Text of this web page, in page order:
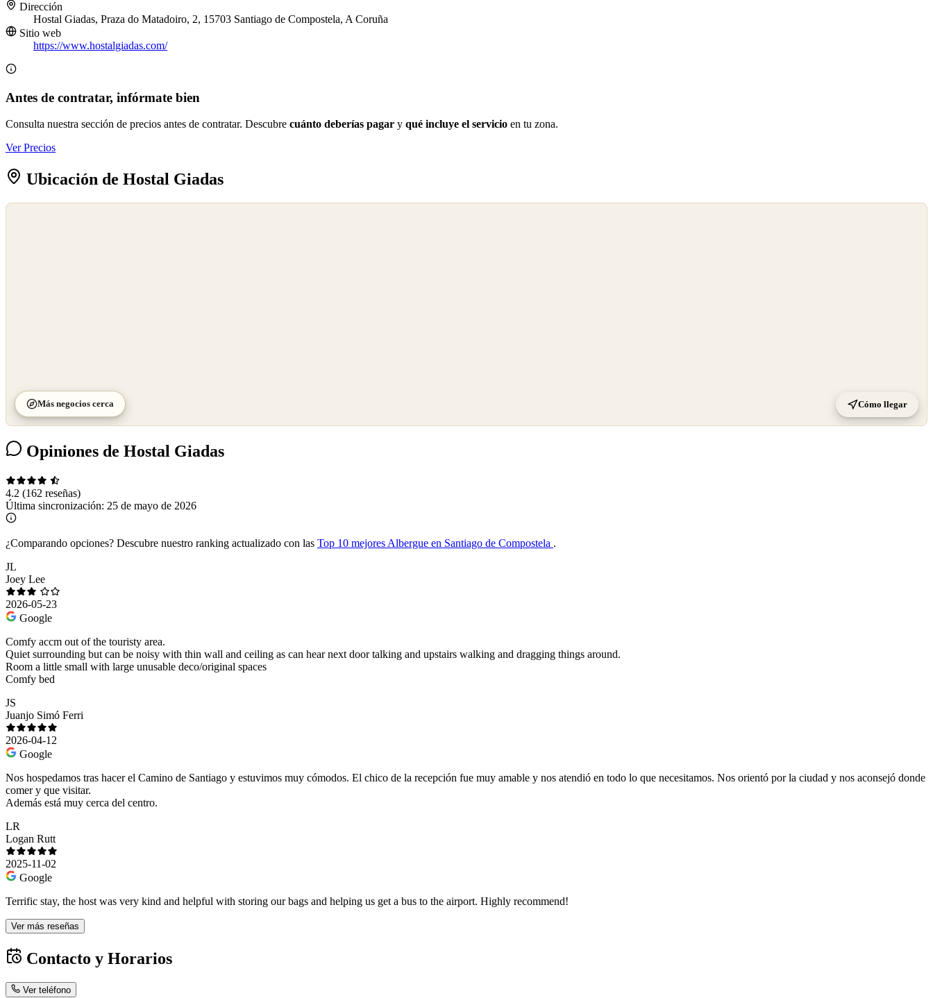
Dirección
Hostal Giadas, Praza do Matadoiro, 2, 15703 Santiago de Compostela, A Coruña
Sitio web
https://www.hostalgiadas.com/
Antes de contratar, infórmate bien
Consulta nuestra sección de precios antes de contratar. Descubre cuánto deberías pagar y qué incluye el servicio en tu zona.
Ver Precios
Ubicación de Hostal Giadas
Más negocios cerca Cómo llegar
Opiniones de Hostal Giadas
4.2 (162 reseñas)
Última sincronización: 25 de mayo de 2026
¿Comparando opciones? Descubre nuestro ranking actualizado con las Top 10 mejores Albergue en Santiago de Compostela .
JL
Joey Lee
2026-05-23
Google
Comfy accm out of the touristy area.
Quiet surrounding but can be noisy with thin wall and ceiling as can hear next door talking and upstairs walking and dragging things around.
Room a little small with large unusable deco/original spaces
Comfy bed
JS
Juanjo Simó Ferri
2026-04-12
Google
Nos hospedamos tras hacer el Camino de Santiago y estuvimos muy cómodos. El chico de la recepción fue muy amable y nos atendió en todo lo que necesitamos. Nos orientó por la ciudad y nos aconsejó donde
comer y que visitar.
Además está muy cerca del centro.
LR
Logan Rutt
2025-11-02
Google
Terrific stay, the host was very kind and helpful with storing our bags and helping us get a bus to the airport. Highly recommend!
Ver más reseñas
Contacto y Horarios
Ver teléfono